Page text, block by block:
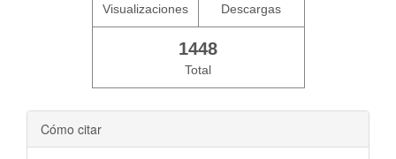
Visualizaciones Descargas
1448
Total
Cómo citar